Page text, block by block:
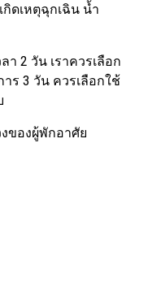
ดเหตุฉุกเฉิน น้ำ
า 2 วัน เราควรเลือก
ร 3 วัน ควรเลือกใช้
ของผู้พักอาศัย